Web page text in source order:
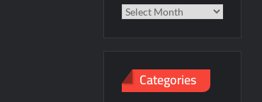
Archives/E-
Categories